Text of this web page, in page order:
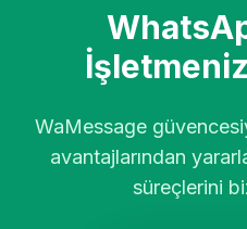
WaMessage
avantajlarından
süreçlerini